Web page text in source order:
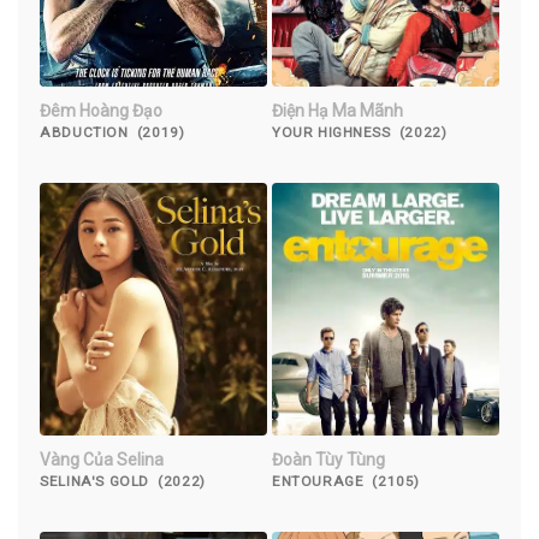
Đêm Hoàng Đạo
ABDUCTION (2019)
Điện Hạ Ma Mãnh
YOUR HIGHNESS (2022)
Vàng Của Selina
SELINA'S GOLD (2022)
Đoàn Tùy Tùng
ENTOURAGE (2105)